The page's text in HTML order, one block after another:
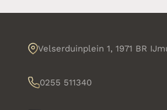
Velserduinplein 1, 1971 BR
0255 511340